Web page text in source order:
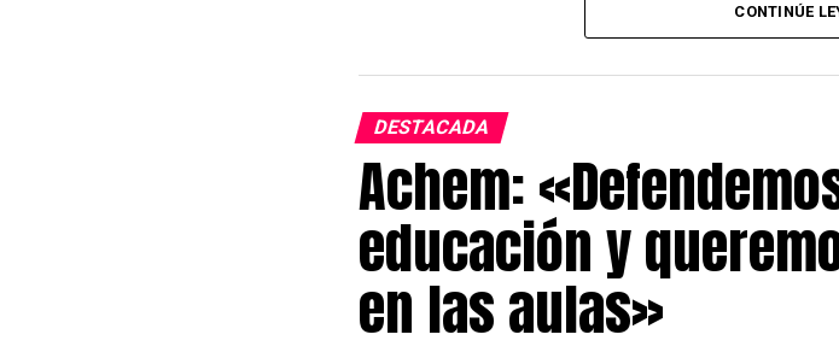
Desde la conducción cegetista confirmaron
introducidas por el Poder Ejecutivo no
«Se sostiene la movilización», señalaron
consideran que la propuesta continúa
derechos adquiridos y el patrimonio
En la misma línea se expresó el Frente de
organizaciones gremiales críticas de la
anunciaron que comenzarán a concentrarse
texto conserva artículos que califican como
CONTINÚE
DESTACADA
Achem:
educación y
en las aulas»